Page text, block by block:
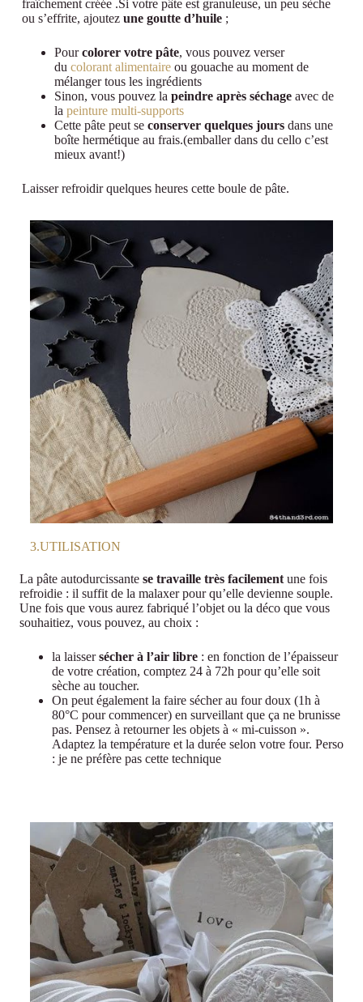
fraîchement créée .Si votre pâte est granuleuse, un peu sèche
ou s’effrite, ajoutez une goutte d’huile;
Pourcolorer votre pâte, vous pouvez verser
du colorant alimentaireou gouache au moment de
mélanger tous les ingrédients
Sinon, vous pouvez la peindre après séchageavec de
la peinture multi-supports
Cette pâte peut se conserver quelques joursdans une
boîte hermétique au frais.(emballer dans du cello c’est
mieux avant!)
Laisser refroidir quelques heures cette boule de pâte.
3.UTILISATION
La pâte autodurcissante se travaille très facilementune fois
refroidie : il suffit de la malaxer pour qu’elle devienne souple.
Une fois que vous aurez fabriqué l’objet ou la déco que vous
souhaitiez, vous pouvez, au choix :
la laissersécher à l’air libre: en fonction de l’épaisseur
de votre création, comptez 24 à 72h pour qu’elle soit
sèche au toucher.
On peut également la faire sécher au four doux (1h à
80°C pour commencer) en surveillant que ça ne brunisse
pas. Pensez à retourner les objets à « mi-cuisson ».
Adaptez la température et la durée selon votre four. Perso
: je ne préfère pas cette technique